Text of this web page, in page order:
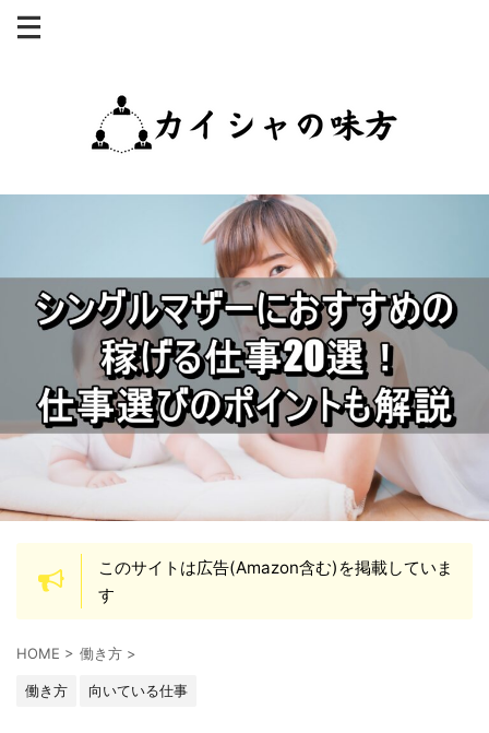
このサイトは広告(Amazon含む)を掲載していま
す
HOME > 働き方 >
働き方 向いている仕事